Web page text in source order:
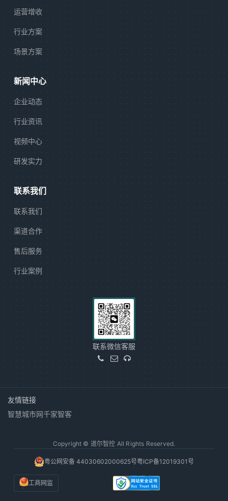
运营增收
行业方案
场景方案
新闻中心
企业动态
行业资讯
视频中心
研发实力
联系我们
联系我们
渠道合作
售后服务
行业案例
联系微信客服
友情链接
智慧城市网千家智客
Copyright © 道尔智控 All Rights Reserved.
粤公网安备 44030602000625号粤ICP备12019301号
工商网监